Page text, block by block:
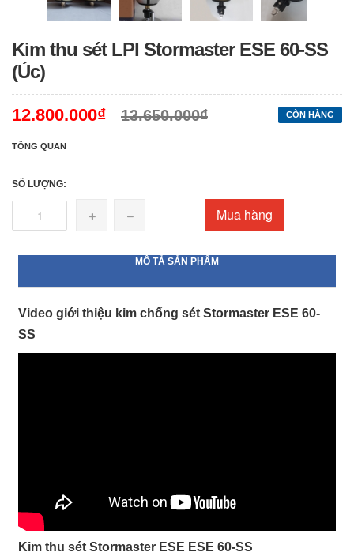
Kim thu sét LPI Stormaster ESE 60-SS
(Úc)
CÒN HÀNG
12.800.000₫ 13.650.000₫
TỔNG QUAN
SỐ LƯỢNG:
Mua hàng
MÔ TẢ SẢN PHẨM
Video giới thiệu kim chống sét Stormaster ESE 60-
SS
Kim thu sét Stormaster ESE ESE 60-SS